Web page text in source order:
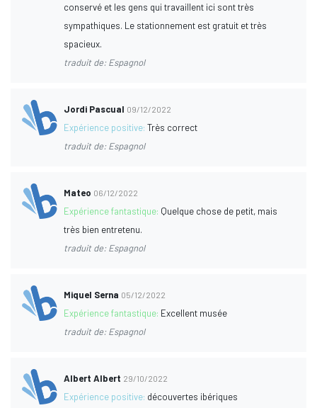
conservé et les gens qui travaillent ici sont très
sympathiques. Le stationnement est gratuit et très
spacieux.
traduit de: Espagnol
Jordi Pascual 09/12/2022
Expérience positive:Très correct
traduit de: Espagnol
Mateo 06/12/2022
Expérience fantastique: Quelque chose de petit, mais
très bien entretenu.
traduit de: Espagnol
Miquel Serna 05/12/2022
Expérience fantastique: Excellent musée
traduit de: Espagnol
Albert Albert 29/10/2022
Expérience positive: découvertes ibériques